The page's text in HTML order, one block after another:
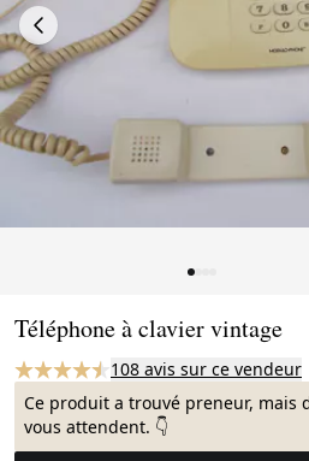
Téléphone à clavier vintage
108 avis sur ce vendeur
Ce produit a trouvé preneur, mais
vous attendent. 👇